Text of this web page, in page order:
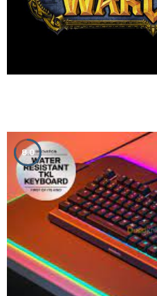
8.0